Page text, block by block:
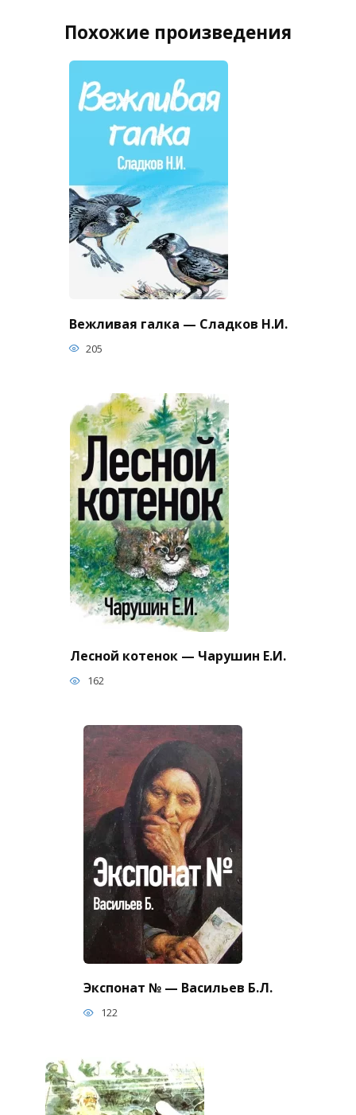
Похожие произведения
Вежливая галка — Сладков Н.И.
205
Лесной котенок — Чарушин Е.И.
162
Экспонат № — Васильев Б.Л.
122